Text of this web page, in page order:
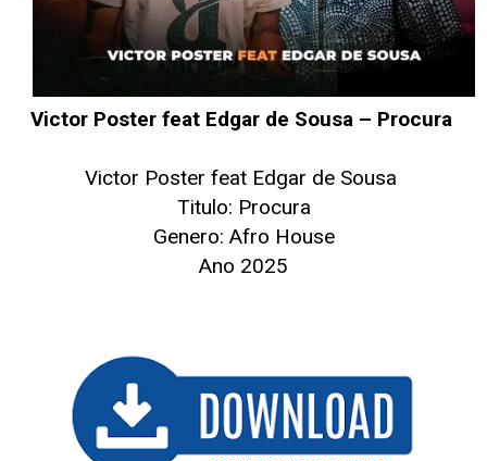
Victor Poster feat Edgar de Sousa – Procura
Victor Poster feat Edgar de Sousa
Titulo: Procura
Genero: Afro House
Ano 2025